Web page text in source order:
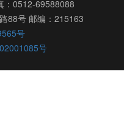
：0512-69588088
88号 邮编：215163
号
号